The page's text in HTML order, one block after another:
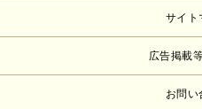
サイト
広告掲載
お問い